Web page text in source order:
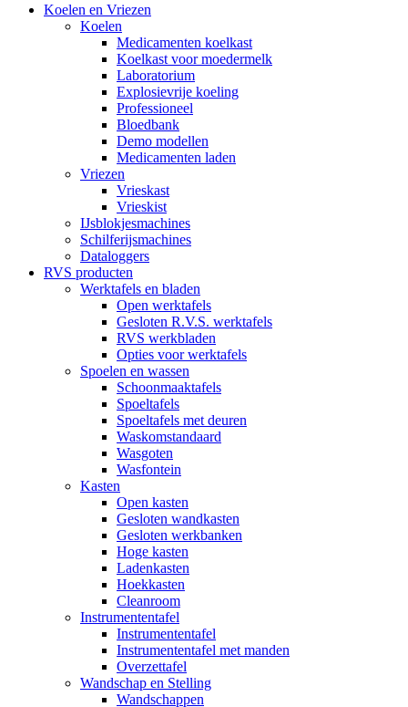
Koelen en Vriezen
Koelen
Medicamenten koelkast
Koelkast voor moedermelk
Laboratorium
Explosievrije koeling
Professioneel
Bloedbank
Demo modellen
Medicamenten laden
Vriezen
Vrieskast
Vrieskist
IJsblokjesmachines
Schilferijsmachines
Dataloggers
RVS producten
Werktafels en bladen
Open werktafels
Gesloten R.V.S. werktafels
RVS werkbladen
Opties voor werktafels
Spoelen en wassen
Schoonmaaktafels
Spoeltafels
Spoeltafels met deuren
Waskomstandaard
Wasgoten
Wasfontein
Kasten
Open kasten
Gesloten wandkasten
Gesloten werkbanken
Hoge kasten
Ladenkasten
Hoekkasten
Cleanroom
Instrumententafel
Instrumententafel
Instrumententafel met manden
Overzettafel
Wandschap en Stelling
Wandschappen